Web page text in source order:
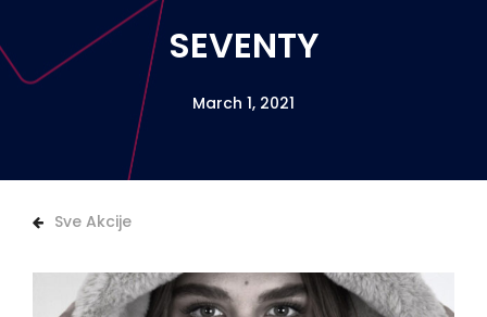
SEVENTY
March 1, 2021
Sve Akcije